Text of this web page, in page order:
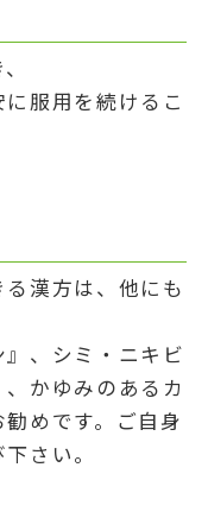
服用を続けるこ
漢方は、他にも
、シミ・ニキビ
かゆみのあるカ
めです。ご自身
さい。